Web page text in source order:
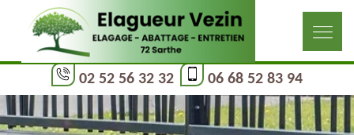
02 52 56 32 32 06 68 52 83 94